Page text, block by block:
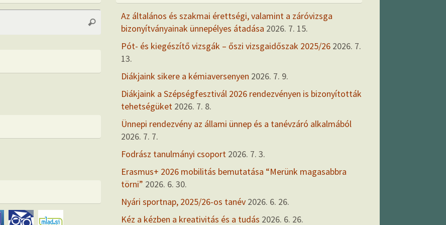
Search
Search
Az általános és szakmai érettségi, valamint a záróvizsga
bizonyítványainak ünnepélyes átadása 2026. 7. 15.
Pót- és kiegészítő vizsgák – őszi vizsgaidőszak 2025/26 2026. 7.
13.
Diákjaink sikere a kémiaversenyen 2026. 7. 9.
Diákjaink a Szépségfesztivál 2026 rendezvényen is bizonyították
tehetségüket 2026. 7. 8.
Ünnepi rendezvény az állami ünnep és a tanévzáró alkalmából
2026. 7. 7.
Fodrász tanulmányi csoport 2026. 7. 3.
Erasmus+ 2026 mobilitás bemutatása “Merünk magasabbra
törni” 2026. 6. 30.
Nyári sportnap, 2025/26-os tanév 2026. 6. 26.
Kéz a kézben a kreativitás és a tudás 2026. 6. 26.